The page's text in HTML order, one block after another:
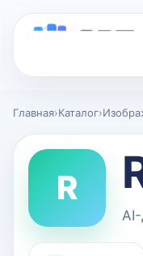
Главная›Каталог›
R